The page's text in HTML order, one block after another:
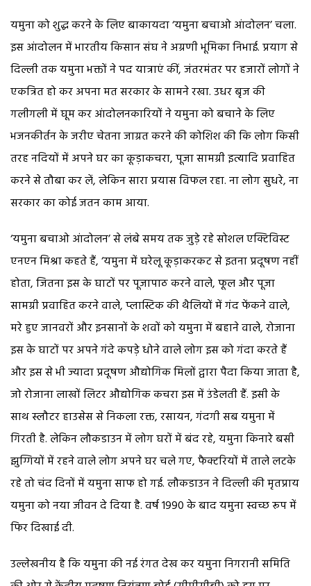
यमुना को शुद्ध करने के लिए बाकायदा ‘यमुना बचाओ आंदोलन’ चला.
इस आंदोलन में भारतीय किसान संघ ने अग्रणी भूमिका निभाई. प्रयाग से
दिल्ली तक यमुना भक्तों ने पद यात्राएं कीं, जंतरमंतर पर हजारों लोगों ने
एकत्रित हो कर अपना मत सरकार के सामने रखा. उधर बृज की
गलीगली में घूम कर आंदोलनकारियों ने यमुना को बचाने के लिए
भजनकीर्तन के जरीए चेतना जाग्रत करने की कोशिश की कि लोग किसी
तरह नदियों में अपने घर का कूड़ाकचरा, पूजा सामग्री इत्यादि प्रवाहित
करने से तौबा कर लें, लेकिन सारा प्रयास विफल रहा. ना लोग सुधरे, ना
सरकार का कोई जतन काम आया.
‘यमुना बचाओ आंदोलन’ से लंबे समय तक जुड़े रहे सोशल एक्टिविस्ट
एनएन मिश्रा कहते हैं, ‘यमुना में घरेलू कूड़ाकरकट से इतना प्रदूषण नहीं
होता, जितना इस के घाटों पर पूजापाठ करने वाले, फूल और पूजा
सामग्री प्रवाहित करने वाले, प्लास्टिक की थैलियों में गंद फेंकने वाले,
मरे हुए जानवरों और इनसानों के शवों को यमुना में बहाने वाले, रोजाना
इस के घाटों पर अपने गंदे कपड़े धोने वाले लोग इस को गंदा करते हैं
और इस से भी ज्यादा प्रदूषण औद्योगिक मिलों द्वारा पैदा किया जाता है,
जो रोजाना लाखों लिटर औद्योगिक कचरा इस में उंडेलती हैं. इसी के
साथ स्लौटर हाउसेस से निकला रक्त, रसायन, गंदगी सब यमुना में
गिरती है. लेकिन लौकडाउन में लोग घरों में बंद रहे, यमुना किनारे बसी
झुग्गियों में रहने वाले लोग अपने घर चले गए, फैक्टरियों में ताले लटके
रहे तो चंद दिनों में यमुना साफ हो गई. लौकडाउन ने दिल्ली की मृतप्राय
यमुना को नया जीवन दे दिया है. वर्ष 1990 के बाद यमुना स्वच्छ रूप में
फिर दिखाई दी.
उल्लेखनीय है कि यमुना की नई रंगत देख कर यमुना निगरानी समिति